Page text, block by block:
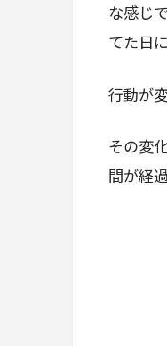
な感じ
てた日
行動が
その変
間が経